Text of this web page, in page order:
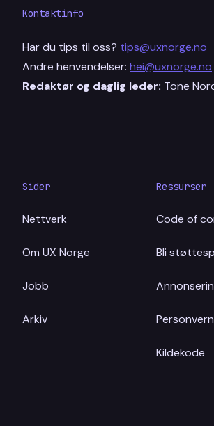
Kontaktinfo
Har du tips til oss? tips@uxnorge.no
Andre henvendelser: hei@uxnorge.no
Redaktør og daglig leder: Tone
Sider
Nettverk
Om UX Norge
Jobb
Arkiv
Ressurser
Code of
Bli
Personvern
Kildekode